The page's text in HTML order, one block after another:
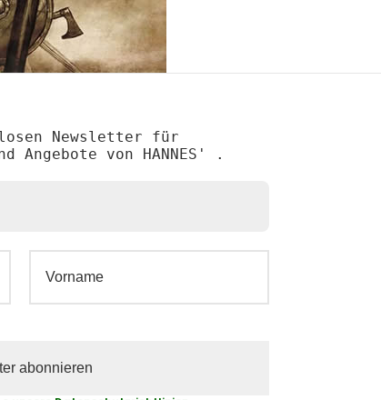
Newsletter für
Angebote von HANNES' .